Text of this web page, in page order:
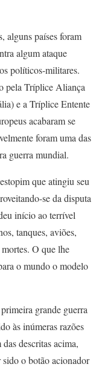
alguns países foram
algum ataque
políticos-militares.
pela Tríplice Aliança
e a Tríplice Entente
acabaram se
foram uma das
guerra mundial.
que atingiu seu
se da disputa
início ao terrível
tanques, aviões,
O que lhe
o mundo o modelo
grande guerra
às inúmeras razões
descritas acima,
o botão acionador